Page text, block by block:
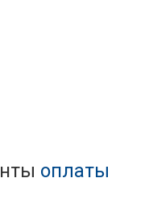
оплаты